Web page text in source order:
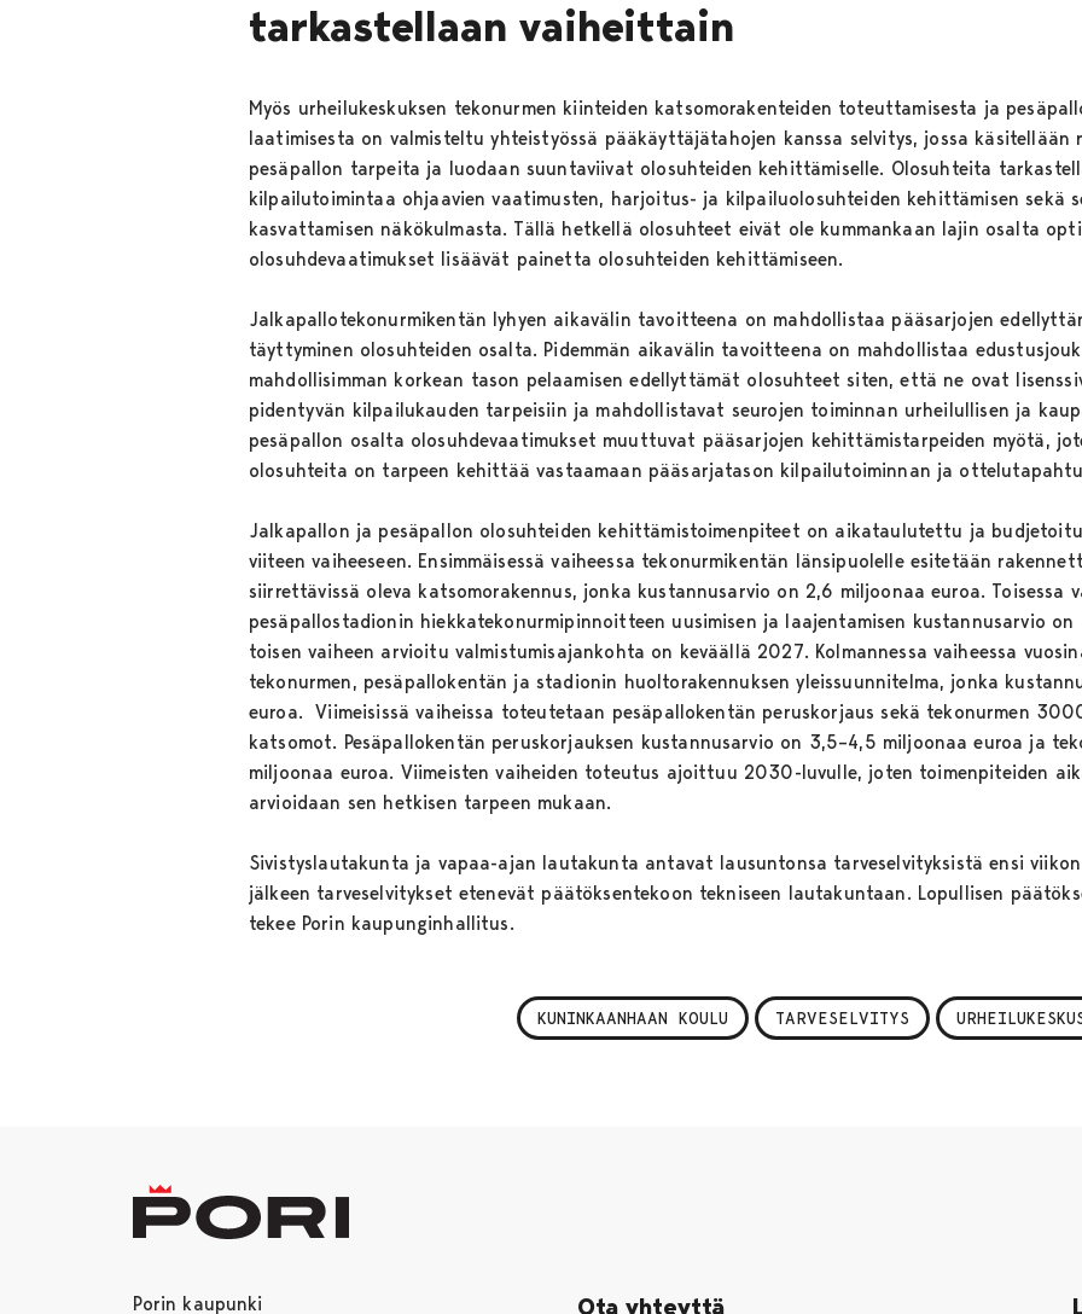
tarkastellaan vaiheittain
Myös urheilukeskuksen tekonurmen kiinteiden katsomorakenteiden toteuttamisesta ja
laatimisesta on valmisteltu yhteistyössä pääkäyttäjätahojen kanssa selvitys, jossa
pesäpallon tarpeita ja luodaan suuntaviivat olosuhteiden kehittämiselle. Olosuhteita
kilpailutoimintaa ohjaavien vaatimusten, harjoitus- ja kilpailuolosuhteiden kehittämisen sekä
kasvattamisen näkökulmasta. Tällä hetkellä olosuhteet eivät ole kummankaan lajin osalta
olosuhdevaatimukset lisäävät painetta olosuhteiden kehittämiseen.
Jalkapallotekonurmikentän lyhyen aikavälin tavoitteena on mahdollistaa pääsarjojen
täyttyminen olosuhteiden osalta. Pidemmän aikavälin tavoitteena on mahdollistaa
mahdollisimman korkean tason pelaamisen edellyttämät olosuhteet siten, että ne ovat
pidentyvän kilpailukauden tarpeisiin ja mahdollistavat seurojen toiminnan urheilullisen ja
pesäpallon osalta olosuhdevaatimukset muuttuvat pääsarjojen kehittämistarpeiden myötä,
olosuhteita on tarpeen kehittää vastaamaan pääsarjatason kilpailutoiminnan ja
Jalkapallon ja pesäpallon olosuhteiden kehittämistoimenpiteet on aikataulutettu ja
viiteen vaiheeseen. Ensimmäisessä vaiheessa tekonurmikentän länsipuolelle esitetään
siirrettävissä oleva katsomorakennus, jonka kustannusarvio on 2,6 miljoonaa euroa. Toisessa
pesäpallostadionin hiekkatekonurmipinnoitteen uusimisen ja laajentamisen kustannusarvio
toisen vaiheen arvioitu valmistumisajankohta on keväällä 2027. Kolmannessa vaiheessa
tekonurmen, pesäpallokentän ja stadionin huoltorakennuksen yleissuunnitelma, jonka
euroa. Viimeisissä vaiheissa toteutetaan pesäpallokentän peruskorjaus sekä tekonurmen
katsomot. Pesäpallokentän peruskorjauksen kustannusarvio on 3,5–4,5 miljoonaa euroa ja
miljoonaa euroa. Viimeisten vaiheiden toteutus ajoittuu 2030-luvulle, joten toimenpiteiden
arvioidaan sen hetkisen tarpeen mukaan.
Sivistyslautakunta ja vapaa-ajan lautakunta antavat lausuntonsa tarveselvityksistä ensi
jälkeen tarveselvitykset etenevät päätöksentekoon tekniseen lautakuntaan. Lopullisen
tekee Porin kaupunginhallitus.
KUNINKAANHAAN KOULU TARVESELVITYS
Porin kaupunki Ota yhteyttä